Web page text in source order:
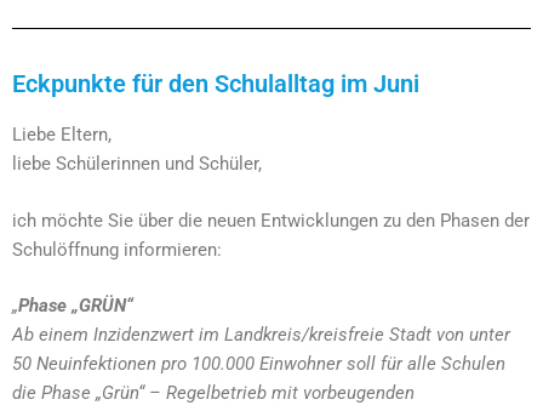
Eckpunkte für den Schulalltag im Juni
Liebe Eltern,
liebe Schülerinnen und Schüler,
ich möchte Sie über die neuen Entwicklungen zu den Phasen der
Schulöffnung informieren:
„Phase „GRÜN“
Ab einem Inzidenzwert im Landkreis/kreisfreie Stadt von unter
50 Neuinfektionen pro 100.000 Einwohner soll für alle Schulen
die Phase „Grün“ – Regelbetrieb mit vorbeugenden